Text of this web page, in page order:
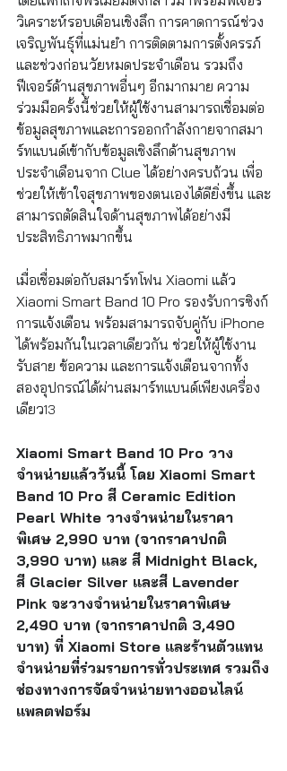
วิเคราะห์รอบเดือนเชิงลึก การคาดการณ์ช่วง
เจริญพันธุ์ที่แม่นยำ การติดตามการตั้งครรภ์
และช่วงก่อนวัยหมดประจำเดือน รวมถึง
ฟีเจอร์ด้านสุขภาพอื่นๆ อีกมากมาย ความ
ร่วมมือครั้งนี้ช่วยให้ผู้ใช้งานสามารถเชื่อมต่อ
ข้อมูลสุขภาพและการออกกำลังกายจากสมา
ร์ทแบนด์เข้ากับข้อมูลเชิงลึกด้านสุขภาพ
ประจำเดือนจาก Clue ได้อย่างครบถ้วน เพื่อ
ช่วยให้เข้าใจสุขภาพของตนเองได้ดียิ่งขึ้น และ
สามารถตัดสินใจด้านสุขภาพได้อย่างมี
ประสิทธิภาพมากขึ้น
เมื่อเชื่อมต่อกับสมาร์ทโฟน Xiaomi แล้ว
Xiaomi Smart Band 10 Pro รองรับการซิงก์
การแจ้งเตือน พร้อมสามารถจับคู่กับ iPhone
ได้พร้อมกันในเวลาเดียวกัน ช่วยให้ผู้ใช้งาน
รับสาย ข้อความ และการแจ้งเตือนจากทั้ง
สองอุปกรณ์ได้ผ่านสมาร์ทแบนด์เพียงเครื่อง
เดียว13
Xiaomi Smart Band 10 Pro วาง
จำหน่ายแล้ววันนี้ โดย Xiaomi Smart
Band 10 Pro สี Ceramic Edition
Pearl White วางจำหน่ายในราคา
พิเศษ 2,990 บาท (จากราคาปกติ
3,990 บาท) และ สี Midnight Black,
สี Glacier Silver และสี Lavender
Pink จะวางจำหน่ายในราคาพิเศษ
2,490 บาท (จากราคาปกติ 3,490
บาท) ที่ Xiaomi Store และร้านตัวแทน
จำหน่ายที่ร่วมรายการทั่วประเทศ รวมถึง
ช่องทางการจัดจำหน่ายทางออนไลน์
แพลตฟอร์ม